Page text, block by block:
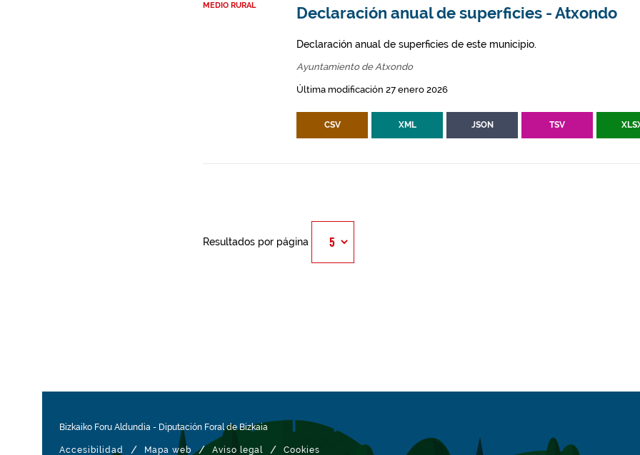
MEDIO RURAL Declaración anual de superficies - Atxondo
Declaración anual de superficies de este municipio.
Ayuntamiento de Atxondo
Última modificación 27 enero 2026
CSV XML JSON TSV
Resultados por página
Bizkaiko Foru Aldundia - Diputación Foral de Bizkaia
Accesibilidad / Mapa web / Aviso legal / Cookies